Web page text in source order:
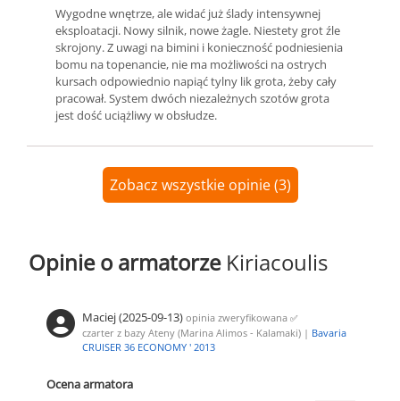
Wygodne wnętrze, ale widać już ślady intensywnej
eksploatacji. Nowy silnik, nowe żagle. Niestety grot źle
skrojony. Z uwagi na bimini i konieczność podniesienia
bomu na topenancie, nie ma możliwości na ostrych
kursach odpowiednio napiąć tylny lik grota, żeby cały
pracował. System dwóch niezależnych szotów grota
jest dość uciążliwy w obsłudze.
Zobacz wszystkie opinie (3)
Opinie o armatorze Kiriacoulis
Maciej (2025-09-13) opinia zweryfikowana ✅
czarter z bazy Ateny (Marina Alimos - Kalamaki) | Bavaria
CRUISER 36 ECONOMY ' 2013
Ocena armatora